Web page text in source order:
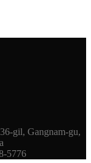
gil, Gangnam-gu,
5776